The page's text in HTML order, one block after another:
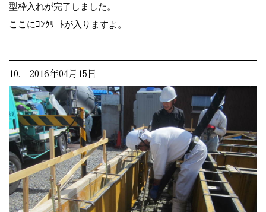
型枠入れが完了しました。
ここにｺﾝｸﾘｰﾄが入りますよ。
10. 2016年04月15日